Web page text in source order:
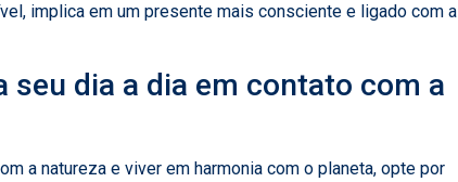
implica em um presente mais consciente e ligado com a
seu dia a dia em contato com a
a natureza e viver em harmonia com o planeta, opte por